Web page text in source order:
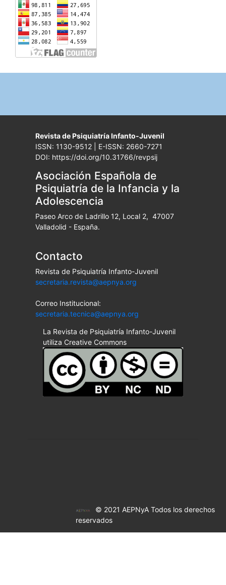
Revista de Psiquiatría Infanto-Juvenil
ISSN: 1130-9512 | E-ISSN: 2660-7271
DOI: https://doi.org/10.31766/revpsij
Asociación Española de
Psiquiatría de la Infancia y la
Adolescencia
Paseo Arco de Ladrillo 12, Local 2, 47007
Valladolid - España.
Contacto
Revista de Psiquiatría Infanto-Juvenil
secretaria.revista@aepnya.org
Correo Institucional:
secretaria.tecnica@aepnya.org
La Revista de Psiquiatría Infanto-Juvenil
utiliza Creative Commons
© 2021 AEPNyA Todos los derechos
reservados